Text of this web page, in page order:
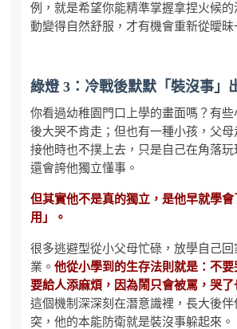
例，就是希望你能精準掌握拿捏火候
動變得自然舒服，才有機會重新從曖昧
綠燈 3：冷戰後默默「裝沒事」
你看過幼稚園門口上學的畫面嗎？有
後大哭不肯走；但也有一種小孩，父
接他時也不撲上去，只是自己在角落玩
還會誇他獨立懂事。
但其實他不是真的獨立，是他早就學
用」。
很多逃避型從小父母忙碌，放學自己
業。他從小學到的生存法則就是：不
要給人添麻煩，因為鬧只會被罵，哭了
這個機制深深刻在潛意識裡，長大後
突，他的本能防衛就是裝沒事躲起來。